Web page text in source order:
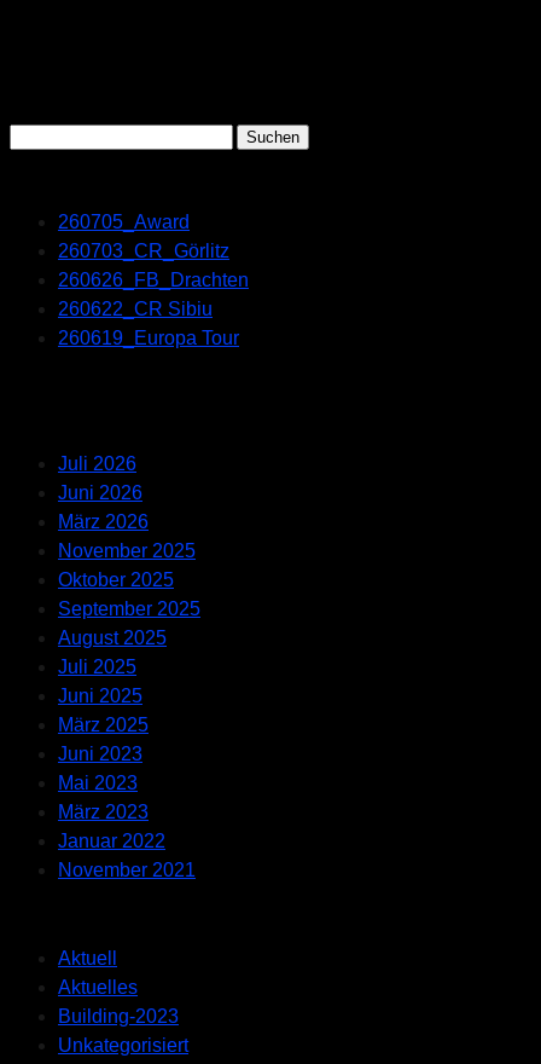
Suchen
nach:
260705_Award
260703_CR_Görlitz
260626_FB_Drachten
260622_CR Sibiu
260619_Europa Tour
Juli 2026
Juni 2026
März 2026
November 2025
Oktober 2025
September 2025
August 2025
Juli 2025
Juni 2025
März 2025
Juni 2023
Mai 2023
März 2023
Januar 2022
November 2021
Aktuell
Aktuelles
Building-2023
Unkategorisiert